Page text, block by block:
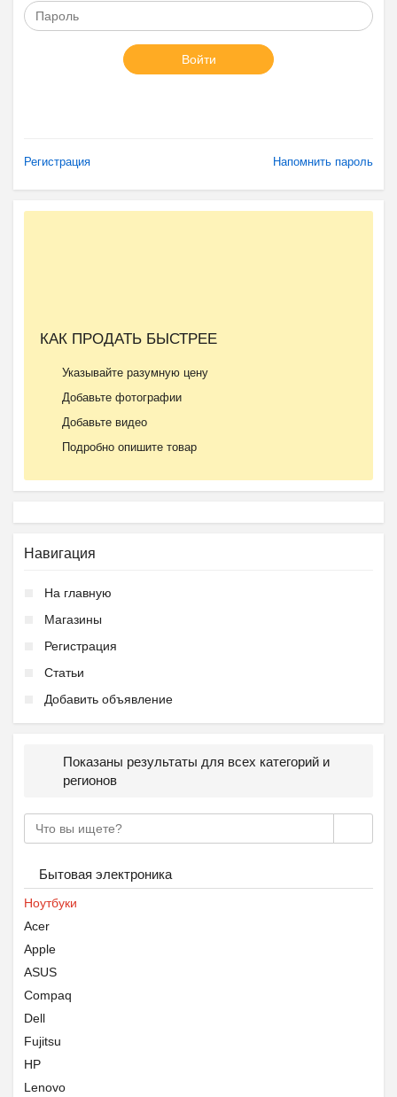
Войти
Регистрация Напомнить пароль
КАК ПРОДАТЬ БЫСТРЕЕ
Указывайте разумную цену
Добавьте фотографии
Добавьте видео
Подробно опишите товар
Навигация
На главную
Магазины
Регистрация
Статьи
Добавить объявление
Показаны результаты для всех категорий и
регионов
Бытовая электроника
Ноутбуки
Acer
Apple
ASUS
Compaq
Dell
Fujitsu
HP
Lenovo